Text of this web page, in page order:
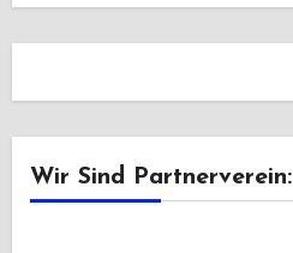
Wir Sind Partnerverein: